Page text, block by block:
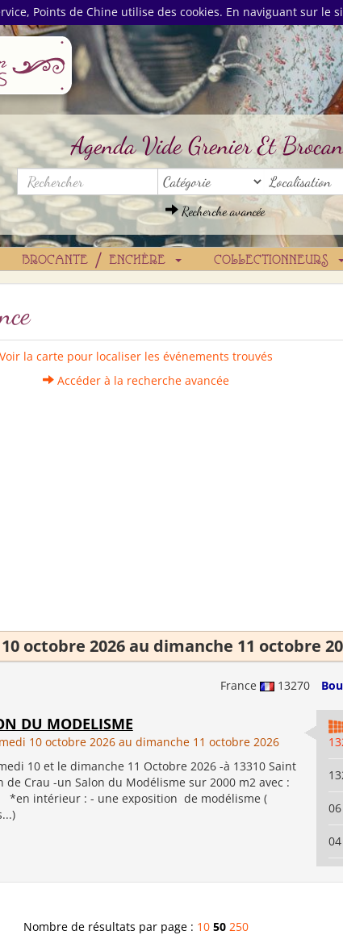
Points de Chine utilise des cookies. En naviguant sur le
Agenda Vide Grenier Et
Recherche avancée
BROCANTE / ENCHÈRE COLLECTIONNEURS
Voir la carte pour localiser les événements trouvés
Accéder à la recherche avancée
octobre 2026 au dimanche 11 octobre
France 13270
DU MODELISME
10 octobre 2026 au dimanche 11 octobre 2026
10 et le dimanche 11 Octobre 2026 -à 13310 Saint
de Crau -un Salon du Modélisme sur 2000 m2 avec :
: - une exposition de modélisme (
Nombre de résultats par page : 10 50 250